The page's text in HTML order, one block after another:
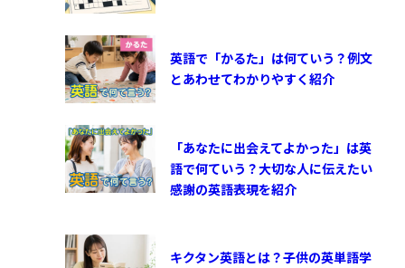
英語で「かるた」は何ていう？例文
とあわせてわかりやすく紹介
「あなたに出会えてよかった」は英
語で何ていう？大切な人に伝えたい
感謝の英語表現を紹介
キクタン英語とは？子供の英単語学